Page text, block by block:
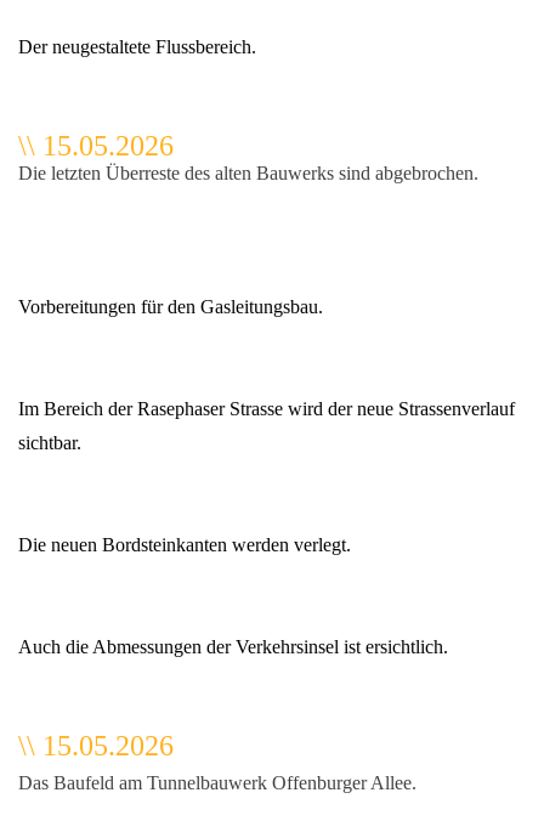
Der neugestaltete Flussbereich.
\\ 15.05.2026
Die letzten Überreste des alten Bauwerks sind abgebrochen.
Vorbereitungen für den Gasleitungsbau.
Im Bereich der Rasephaser Strasse wird der neue Strassenverlauf
sichtbar.
Die neuen Bordsteinkanten werden verlegt.
Auch die Abmessungen der Verkehrsinsel ist ersichtlich.
\\ 15.05.2026
Das Baufeld am Tunnelbauwerk Offenburger Allee.